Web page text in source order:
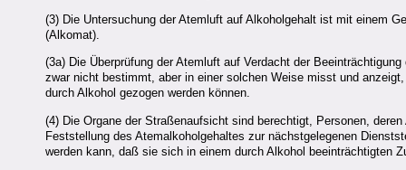
(3) Die Untersuchung der Atemluft auf Alkoholgehalt ist mit einem
(Alkomat).
(3a) Die Überprüfung der Atemluft auf Verdacht der
zwar nicht bestimmt, aber in einer solchen Weise misst und
durch Alkohol gezogen werden können.
(4) Die Organe der Straßenaufsicht sind berechtigt, Personen,
Feststellung des Atemalkoholgehaltes zur nächstgelegenen
werden kann, daß sie sich in einem durch Alkohol beeinträchtigten